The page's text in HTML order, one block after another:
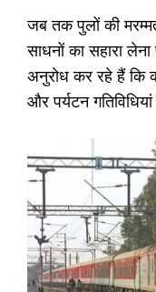
जब तक पुलों की
साधनों का सहारा
अनुरोध कर रहे हैं कि
और पर्यटन